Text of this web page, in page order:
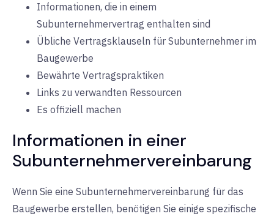
Informationen, die in einem
Subunternehmervertrag enthalten sind
Übliche Vertragsklauseln für Subunternehmer im
Baugewerbe
Bewährte Vertragspraktiken
Links zu verwandten Ressourcen
Es offiziell machen
Informationen in einer
Subunternehmervereinbarung
Wenn Sie eine Subunternehmervereinbarung für das
Baugewerbe erstellen, benötigen Sie einige spezifische